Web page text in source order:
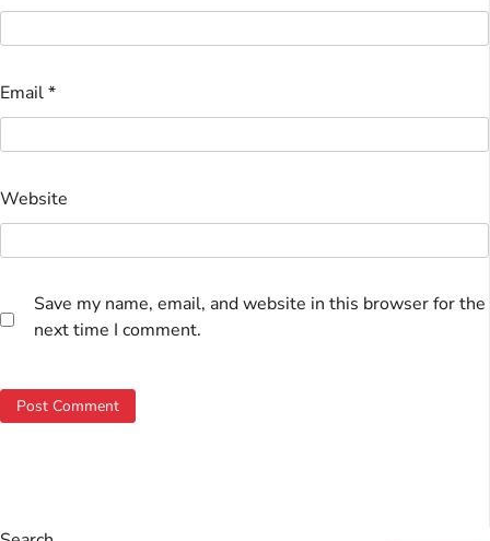
Email*
Website
Save my name, email, and website in this browser for the
next time I comment.